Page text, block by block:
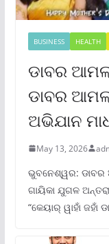
BUSINESS HEALTH
ଡାବର
ଡାବର
ଅଭିଯାନ
May 13, 2026
ଭୁବନେଶ୍ୱର:
ଗାୟିକା ଯୁଗଳ
“କେୟାର୍ ୱାହାଁ ଜହାଁ